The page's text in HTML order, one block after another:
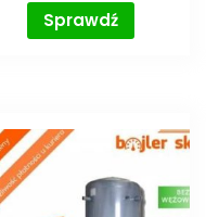
Sprawdź